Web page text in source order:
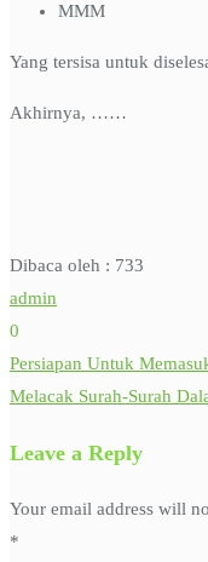
MMM
Yang tersisa untuk
Akhirnya, ……
Dibaca oleh : 733
admin
0
Post
Persiapan Untuk
Melacak Surah-Surah
Leave a Reply
Your email address will
*